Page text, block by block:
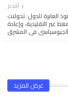
أقدم
العابرة للدول: تحولات
غير التقليدية، وإعادة
في المشرق
عرض المزيد